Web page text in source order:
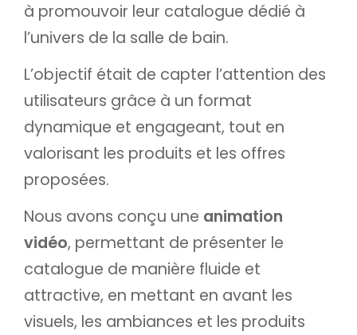
à promouvoir leur catalogue dédié à
l’univers de la salle de bain.
L’objectif était de capter l’attention des
utilisateurs grâce à un format
dynamique et engageant, tout en
valorisant les produits et les offres
proposées.
Nous avons conçu une animation
vidéo, permettant de présenter le
catalogue de manière fluide et
attractive, en mettant en avant les
visuels, les ambiances et les produits